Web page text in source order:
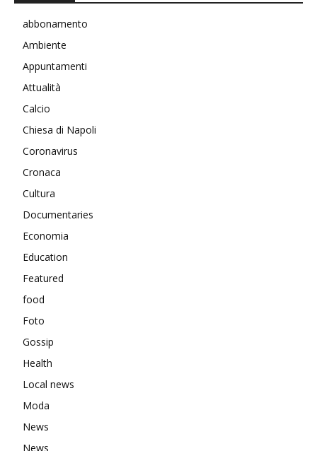
abbonamento
Ambiente
Appuntamenti
Attualità
Calcio
Chiesa di Napoli
Coronavirus
Cronaca
Cultura
Documentaries
Economia
Education
Featured
food
Foto
Gossip
Health
Local news
Moda
News
News